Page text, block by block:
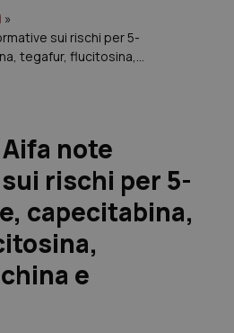
»
sui rischi per 5-
tegafur, flucitosina,
note
rischi per 5-
capecitabina,
e